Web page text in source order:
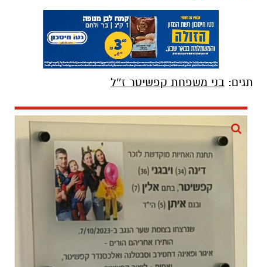
תגים: בני משפחת קפשיטר ז''ל